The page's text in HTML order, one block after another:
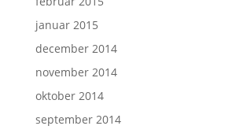
januar 2015
december 2014
november 2014
oktober 2014
september 2014